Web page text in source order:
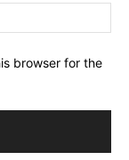
browser for the